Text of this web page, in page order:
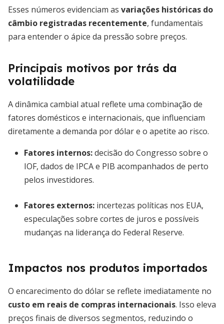
Esses números evidenciam as variações históricas do
câmbio registradas recentemente, fundamentais
para entender o ápice da pressão sobre preços.
Principais motivos por trás da
volatilidade
A dinâmica cambial atual reflete uma combinação de
fatores domésticos e internacionais, que influenciam
diretamente a demanda por dólar e o apetite ao risco.
Fatores internos:decisão do Congresso sobre o
IOF, dados de IPCA e PIB acompanhados de perto
pelos investidores.
Fatores externos: incertezas políticas nos EUA,
especulações sobre cortes de juros e possíveis
mudanças na liderança do Federal Reserve.
Impactos nos produtos importados
O encarecimento do dólar se reflete imediatamente no
custo em reais de compras internacionais. Isso eleva
preços finais de diversos segmentos, reduzindo o